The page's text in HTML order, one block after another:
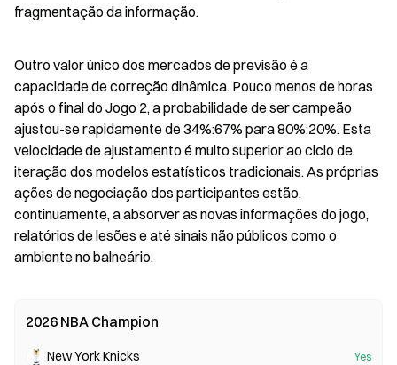
fragmentação da informação.
Outro valor único dos mercados de previsão é a
capacidade de correção dinâmica. Pouco menos de horas
após o final do Jogo 2, a probabilidade de ser campeão
ajustou-se rapidamente de 34%:67% para 80%:20%. Esta
velocidade de ajustamento é muito superior ao ciclo de
iteração dos modelos estatísticos tradicionais. As próprias
ações de negociação dos participantes estão,
continuamente, a absorver as novas informações do jogo,
relatórios de lesões e até sinais não públicos como o
ambiente no balneário.
2026 NBA Champion
New York Knicks Yes